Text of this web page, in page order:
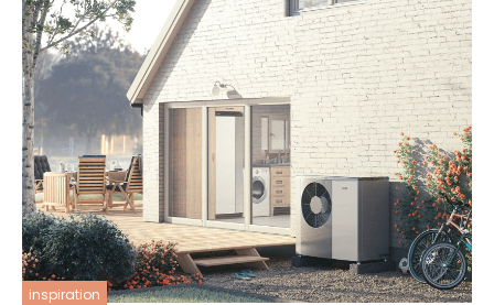
inspiration